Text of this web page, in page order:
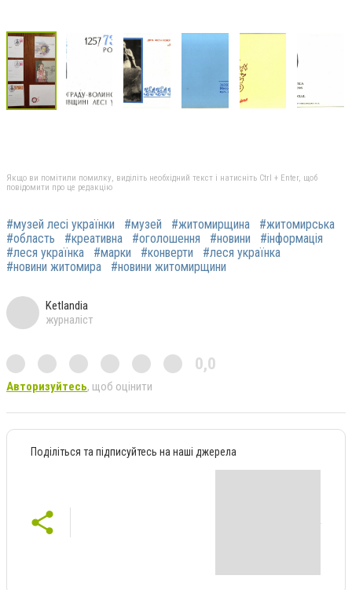
Якщо ви помітили помилку, виділіть необхідний текст і натисніть Ctrl + Enter, щоб
повідомити про це редакцію
#музей лесі українки #музей #житомирщина
#житомирська
#область
#креативна #оголошення #новини
#інформація
#леся українка
#марки #конверти
#леся українка
#новини житомира
#новини житомирщини
Ketlandia
журналіст
0,0
Авторизуйтесь, щоб оцінити
Поділіться та підписуйтесь на наші джерела